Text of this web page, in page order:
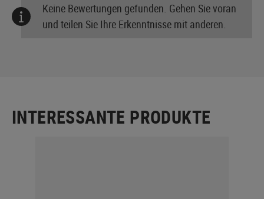
Keine Bewertungen gefunden. Gehen Sie voran
und teilen Sie Ihre Erkenntnisse mit anderen.
INTERESSANTE PRODUKTE